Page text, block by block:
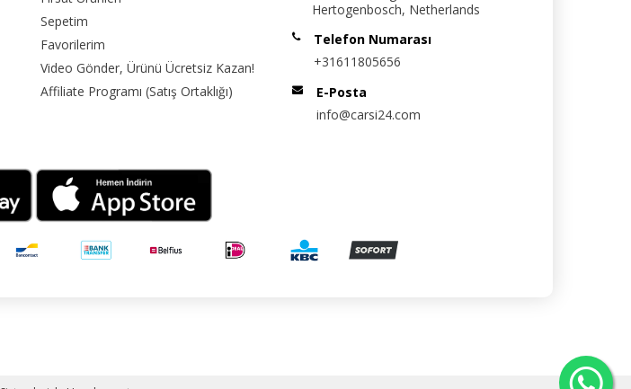
Sepetim
Favorilerim
Video Gönder, Ürünü Ücretsiz Kazan!
Affiliate Programı (Satış Ortaklığı)
Hertogenbosch, Netherlands
Telefon Numarası
+31611805656
E-Posta
info@carsi24.com